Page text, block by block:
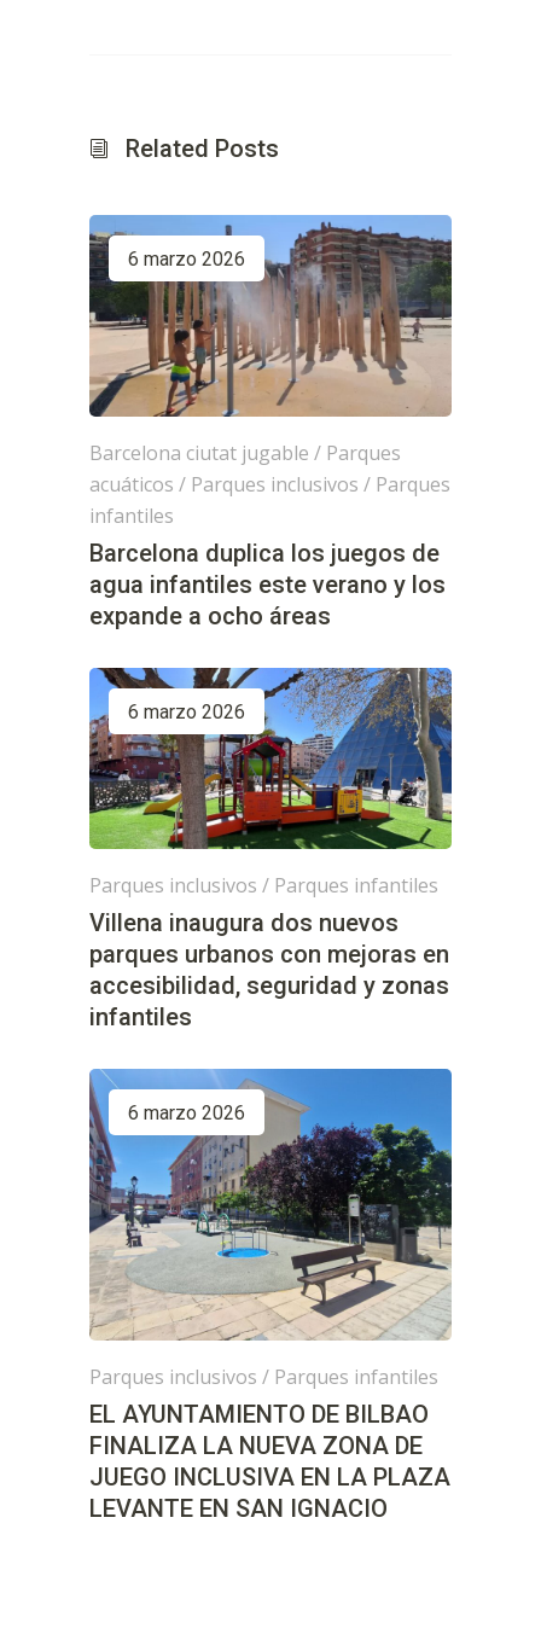
Related Posts
6 marzo 2026
Barcelona ciutat jugable / Parques
acuáticos / Parques inclusivos / Parques
infantiles
Barcelona duplica los juegos de
agua infantiles este verano y los
expande a ocho áreas
6 marzo 2026
Parques inclusivos / Parques infantiles
Villena inaugura dos nuevos
parques urbanos con mejoras en
accesibilidad, seguridad y zonas
infantiles
6 marzo 2026
Parques inclusivos / Parques infantiles
EL AYUNTAMIENTO DE BILBAO
FINALIZA LA NUEVA ZONA DE
JUEGO INCLUSIVA EN LA PLAZA
LEVANTE EN SAN IGNACIO